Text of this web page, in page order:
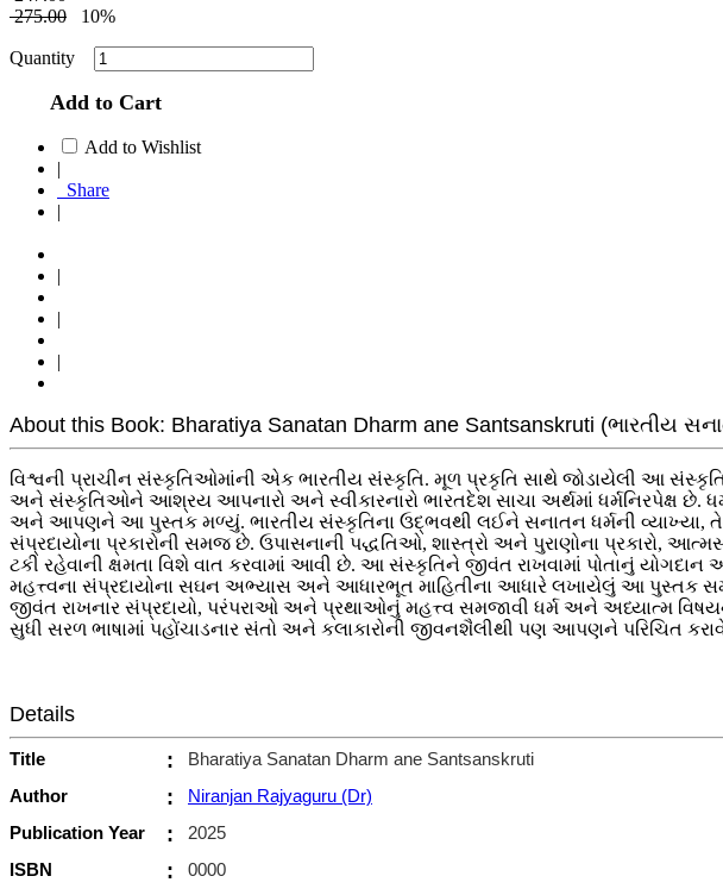
275.00
10%
Quantity
Add to Cart
Add to Wishlist
|
Share
|
|
|
|
About this Book: Bharatiya Sanatan Dharm ane Santsanskruti (ભારતીય
વિશ્વની પ્રાચીન સંસ્કૃતિઓમાંની એક ભારતીય સંસ્કૃતિ. મૂળ પ્રકૃતિ સાથે જોડાયેલી આ
અને સંસ્કૃતિઓને આશ્રય આપનારો અને સ્વીકારનારો ભારતદેશ સાચા અર્થમાં ધર્મનિરપેક્ષ
અને આપણને આ પુસ્તક મળ્યું. ભારતીય સંસ્કૃતિના ઉદ્ભવથી લઈને સનાતન ધર્મની
સંપ્રદાયોના પ્રકારોની સમજ છે. ઉપાસનાની પદ્ધતિઓ, શાસ્ત્રો અને પુરાણોના પ્રકારો,
ટકી રહેવાની ક્ષમતા વિશે વાત કરવામાં આવી છે.‌ આ સંસ્કૃતિને જીવંત રાખવામાં પોતાનું
મહત્ત્વના સંપ્રદાયોના સઘન અભ્યાસ અને આધારભૂત માહિતીના આધારે લખાયેલું આ પુસ્તક
જીવંત રાખનાર સંપ્રદાયો, પરંપરાઓ અને પ્રથાઓનું મહત્ત્વ સમજાવી ધર્મ અને અધ્યાત્મ
સુધી સરળ ભાષામાં પહોંચાડનાર સંતો અને કલાકારોની જીવનશૈલીથી પણ આપણને
Details
Title :
Bharatiya Sanatan Dharm ane Santsanskruti
Author
:
Niranjan Rajyaguru (Dr)
Publication Year
:
2025
ISBN
:
0000